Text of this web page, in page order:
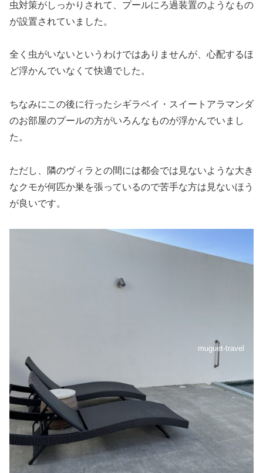
虫対策がしっかりされて、プールにろ過装置のようなもの
が設置されていました。
全く虫がいないというわけではありませんが、心配するほ
ど浮かんでいなくて快適でした。
ちなみにこの後に行ったシギラベイ・スイートアラマンダ
のお部屋のプールの方がいろんなものが浮かんでいまし
た。
ただし、隣のヴィラとの間には都会では見ないような大き
なクモが何匹か巣を張っているので苦手な方は見ないほう
が良いです。
muguet-travel